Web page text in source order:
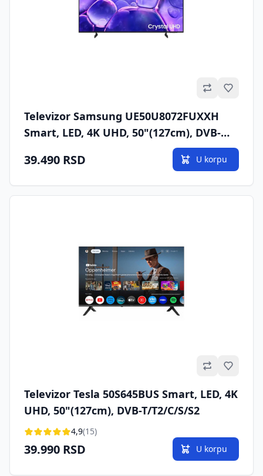
Televizor Samsung UE50U8072FUXXH
Smart, LED, 4K UHD, 50"(127cm), DVB-
39.490 RSD U korpu
Televizor Tesla 50S645BUS Smart, LED, 4K
UHD, 50"(127cm), DVB-T/T2/C/S/S2
4,9(15)
39.990 RSD U korpu